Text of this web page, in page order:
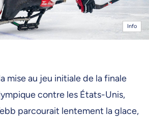
Info
mise au jeu initiale de la finale
contre les États-Unis,
parcourait lentement la glace,